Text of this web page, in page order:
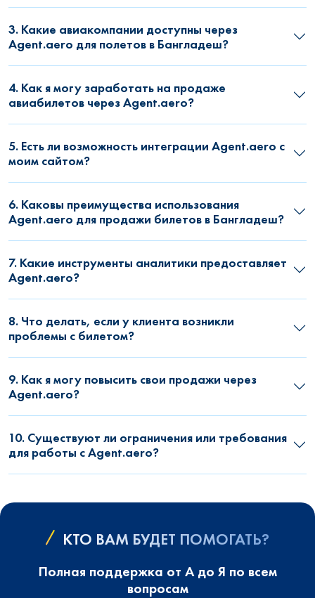
3. Какие авиакомпании доступны через
Agent.aero для полетов в Бангладеш?
4. Как я могу заработать на продаже
авиабилетов через Agent.aero?
5. Есть ли возможность интеграции Agent.aero с
моим сайтом?
6. Каковы преимущества использования
Agent.aero для продажи билетов в Бангладеш?
7. Какие инструменты аналитики предоставляет
Agent.aero?
8. Что делать, если у клиента возникли
проблемы с билетом?
9. Как я могу повысить свои продажи через
Agent.aero?
10. Существуют ли ограничения или требования
для работы с Agent.aero?
КТО ВАМ БУДЕТ ПОМОГАТЬ?
Полная поддержка от А до Я по всем
вопросам